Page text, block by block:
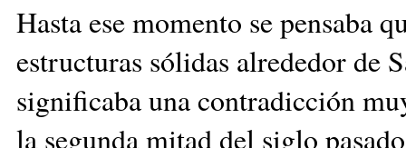
Hasta ese momento se pensaba
estructuras sólidas alrededor de
significaba una contradicción
la segunda mitad del siglo